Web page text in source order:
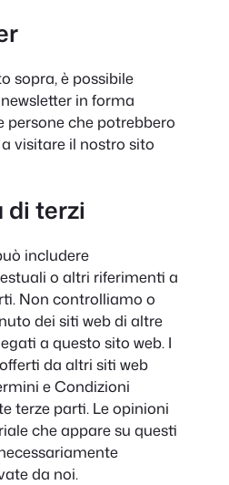
sopra, è possibile
in forma
persone che potrebbero
visitare il nostro sito
di terzi
includere
o altri riferimenti a
Non controlliamo o
dei siti web di altre
a questo sito web. I
da altri siti web
e Condizioni
terze parti. Le opinioni
che appare su questi
da noi.